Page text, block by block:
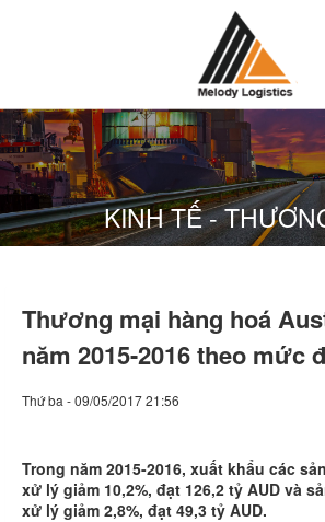
KINH TẾ -
Thương mại hàng hoá
năm 2015-2016 theo mức
Thứ ba - 09/05/2017 21:56
Trong năm 2015-2016, xuất khẩu các
xử lý giảm 10,2%, đạt 126,2 tỷ AUD và
xử lý giảm 2,8%, đạt 49,3 tỷ AUD.